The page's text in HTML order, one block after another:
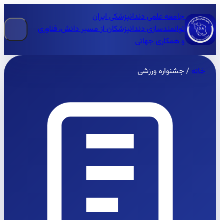
جامعه علمی دندانپزشکی ایران
توانمندسازی دندانپزشکان از مسیر دانش، فناوری
و همکاری جهانی
خانه / جشنواره ورزشی